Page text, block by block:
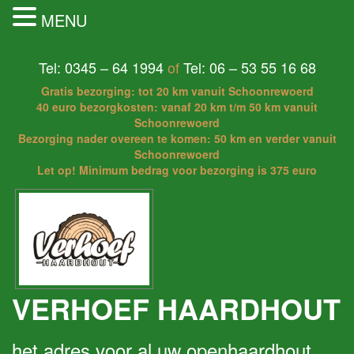
Tel: 0345 – 64 1994ofTel: 06 – 53 55 16 68
Gratis bezorging: tot 20 km vanuit Schoonrewoerd
40 euro bezorgkosten: vanaf 20 km t/m 50 km vanuit
Schoonrewoerd
Bezorging nader overeen te komen: 50 km en verder vanuit
Schoonrewoerd
Let op! Minimum bedrag voor bezorging is 375 euro
VERHOEF HAARDHOUT
MENU